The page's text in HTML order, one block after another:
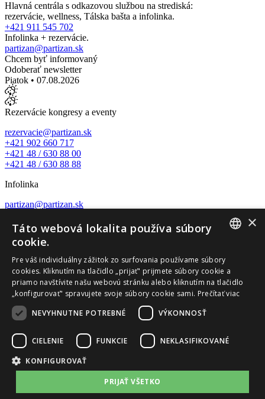
Hlavná centrála s odkazovou službou na strediská:
rezervácie, wellness, Tálska bašta a infolinka.
+421 911 545 702
Infolinka + rezervácie.
partizan@partizan.sk
Chcem byť informovaný
Odoberať newsletter
Piatok • 07.08.2026
Rezervácie kongresy a eventy
rezervacie@partizan.sk
+421 902 660 717
+421 48 / 630 88 00
+421 48 / 630 88 88
Infolinka
partizan@partizan.sk
Nature wellness center
wellness@partizan.sk
+421 48 / 630 88 07
Recepcia a rezervácie
recepcia@partizan.sk
+421 48 / 630 88 14
Tálska Bašta
+421 48 / 630 88 17
GDPR Cookies Sitemap
ENGLISH
×
Táto webová lokalita používa súbory
cookie.
Pre váš individuálny zážitok zo surfovania používame súbory
cookies. Kliknutím na tlačidlo „prijať" prijmete súbory cookie a
priamo navštívite našu webovú stránku alebo kliknutím na tlačidlo
„konfigurovať" spravujete svoje súbory cookie sami. Prečítať viac
NEVYHNUTNE POTREBNÉ
VÝKONNOSŤ
CIELENIE FUNKCIE NEKLASIFIKOVANÉ
KONFIGUROVAŤ
PRIJAŤ VŠETKO